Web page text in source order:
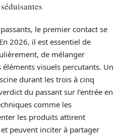
le premier contact se
2026, il est essentiel de
de mélanger
éléments visuels percutants. Un
durant les trois à cinq
du passant sur l’entrée en
comme les
les produits attirent
peuvent inciter à partager